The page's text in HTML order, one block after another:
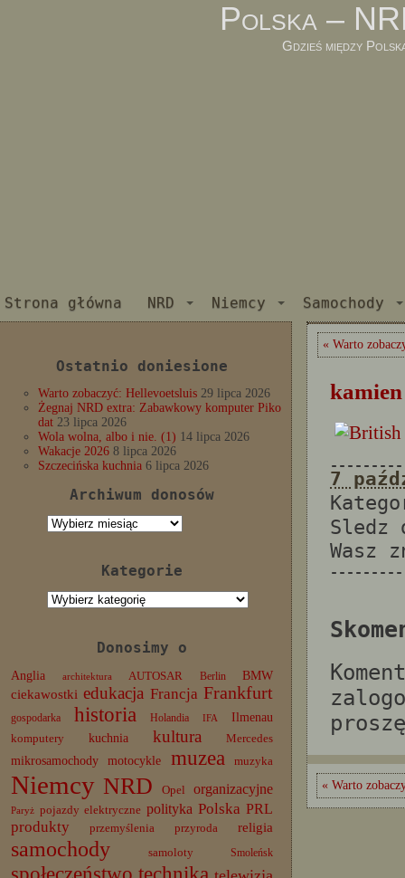
Polska –
Gdzieś między
Strona główna NRD Niemcy Samochody
Ostatnio doniesione
Warto zobaczyć: Hellevoetsluis 29 lipca 2026
Żegnaj NRD extra: Zabawkowy komputer Piko
dat 23 lipca 2026
Wola wolna, albo i nie. (1) 14 lipca 2026
Wakacje 2026 8 lipca 2026
Szczecińska kuchnia 6 lipca 2026
Archiwum donosów
Archiwum
Kategorie
Kategorie
Donosimy o
Anglia architektura AUTOSAR Berlin BMW
ciekawostki edukacja Francja Frankfurt
gospodarka historia Holandia IFA
Ilmenau
komputery
kuchnia kultura Mercedes
mikrosamochody motocykle muzea muzyka
Niemcy NRD Opel organizacyjne
Paryż pojazdy elektryczne polityka Polska PRL
produkty
przemyślenia przyroda religia
samochody samoloty Smoleńsk
« Warto
7
Sledz
Wasz
« Warto